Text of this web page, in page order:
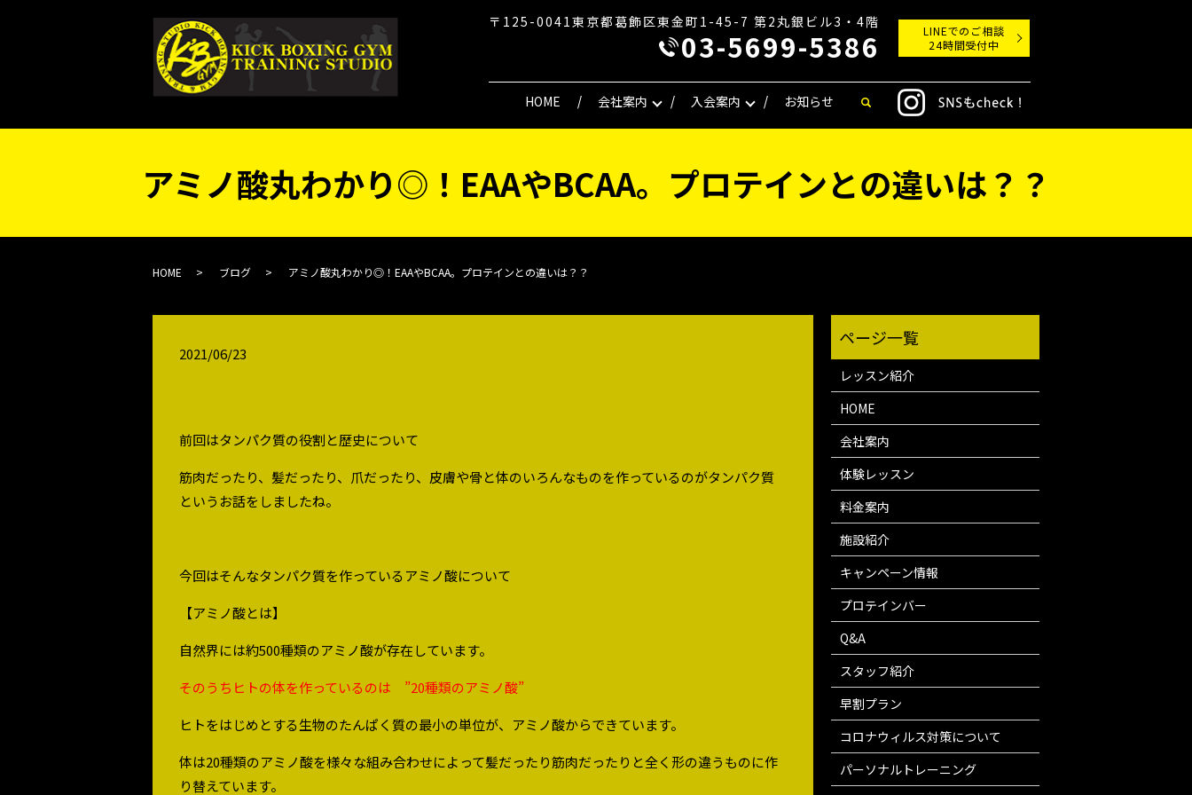
HOME 会社案内 入会案内 お知らせ
〒125-0041東京都葛飾区東金町1-45-7 第2丸銀ビル3・4階
03-5699-5386
LINEでのご相談
24時間受付中
アミノ酸丸わかり◎！EAAやBCAA。プロテインとの違いは？？
HOME ブログ アミノ酸丸わかり◎！EAAやBCAA。プロテインとの違いは？？
2021/06/23
前回はタンパク質の役割と歴史について
筋肉だったり、髪だったり、爪だったり、皮膚や骨と体のいろんなものを作っているのがタンパク質
というお話をしましたね。
今回はそんなタンパク質を作っているアミノ酸について
【アミノ酸とは】
自然界には約500種類のアミノ酸が存在しています。
そのうちヒトの体を作っているのは ”20種類のアミノ酸”
ヒトをはじめとする生物のたんぱく質の最小の単位が、アミノ酸からできています。
体は20種類のアミノ酸を様々な組み合わせによって髪だったり筋肉だったりと全く形の違うものに作
り替えています。
レッスン紹介
HOME
会社案内
体験レッスン
料金案内
施設紹介
キャンペーン情報
プロテインバー
Q&A
スタッフ紹介
早割プラン
コロナウィルス対策について
パーソナルトレーニング